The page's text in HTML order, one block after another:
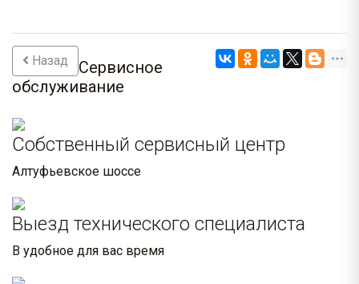
Назад
Сервисное
обслуживание
Собственный сервисный центр
Алтуфьевское шоссе
Выезд технического специалиста
В удобное для вас время